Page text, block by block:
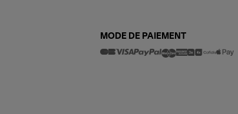
MODE DE PAIEMENT